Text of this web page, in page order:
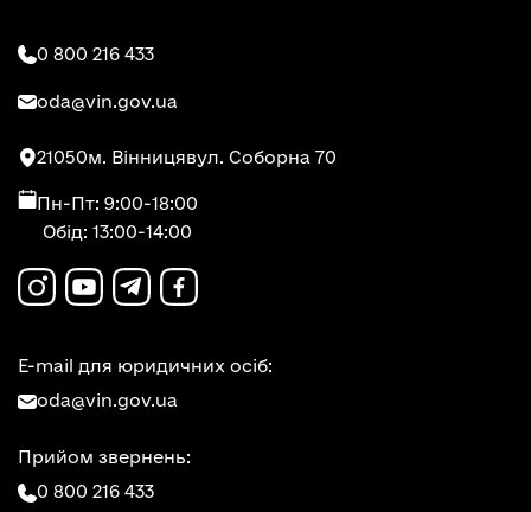
0 800 216 433
oda@vin.gov.ua
21050м. Вінницявул. Соборна 70
Пн-Пт: 9:00-18:00
Обід: 13:00-14:00
E-mail для юридичних осіб:
oda@vin.gov.ua
Прийом звернень:
0 800 216 433